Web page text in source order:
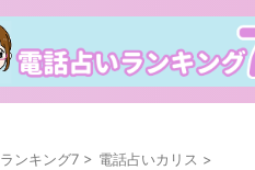
ランキング7 > 電話占いカリス >